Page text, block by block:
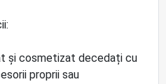
și cosmetizat decedați cu
proprii sau